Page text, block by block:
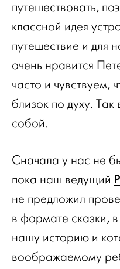
путешествовать,
классной идея
путешествие и для
очень нравится
часто и чувствуем,
близок по духу.
собой.
Сначала у нас не
пока наш ведущий
не предложил
в формате сказки,
нашу историю и
воображаемому